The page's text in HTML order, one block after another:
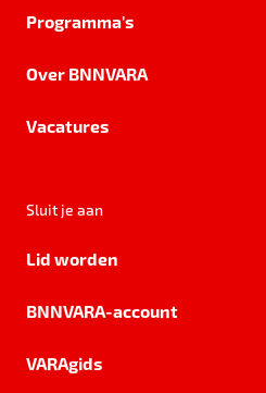
Programma's
Over BNNVARA
Vacatures
Sluit je aan
Lid worden
BNNVARA-account
VARAgids